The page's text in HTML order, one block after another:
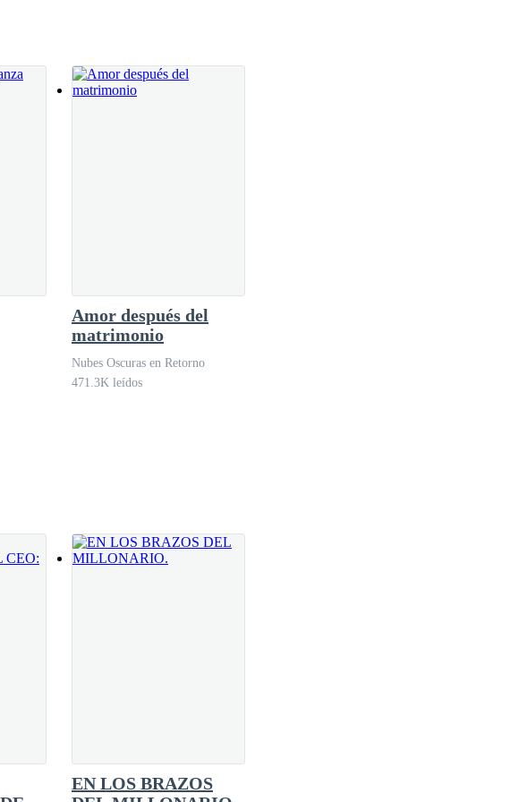
junto con ellos, quienes ni siquiera sopesaron
Amor después del
matrimonio
Nubes Oscuras en Retorno
471.3K leídos
EN LOS BRAZOS